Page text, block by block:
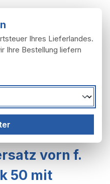
vorn f.
50 mit
Ihres Lieferlandes.
Ihre Bestellung liefern